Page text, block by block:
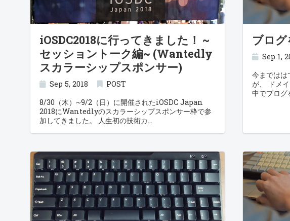
iOSDC2018に行ってきました！ ~
セッショントーク編~ (Wantedly
スカラーシップスポンサー)
Sep 5, 2018
POST
8/30（木）~9/2（日）に開催されたiOSDC Japan
2018にWantedlyのスカラーシップスポンサー枠で参
加してきました。 人生初の技術カ
ブロ
Sep 1,
今まではは
が、 ドメ
中でブログ